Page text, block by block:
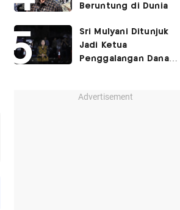
Beruntung di Dunia
Sri Mulyani Ditunjuk
Jadi Ketua
Penggalangan Dana
Advertisement